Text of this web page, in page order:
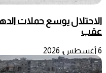
الاحتلال يوسع حملات
عقب
6 أغسطس، 2026